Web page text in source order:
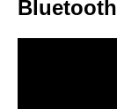
Bluetooth